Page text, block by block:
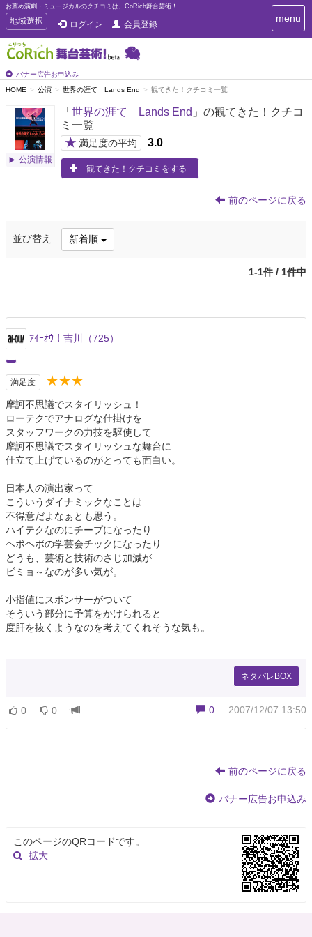
お薦め演劇・ミュージカルのクチコミは、CoRich舞台芸術！
T
o
g
g
e
n
t
地域選択 ログイン 会員登録
バナー広告お申込み
T
o
a
i
menu
HOME 公演 世界の涯て Lands End 観てきた！クチコミ一覧
公演情報
「 世界の涯て Lands End 」の観てきた！クチコ
ミ一覧
★ 満足度の平均 3.0
観てきた！クチコミをする
前のページに戻る
並び替え 新着順
1-1件 / 1件中
ｱｲｰｵｳ！吉川（725）
満足度 ★★★
摩訶不思議でスタイリッシュ！
ローテクでアナログな仕掛けを
スタッフワークの力技を駆使して
摩訶不思議でスタイリッシュな舞台に
仕立て上げているのがとっても面白い。
日本人の演出家って
こういうダイナミックなことは
不得意だよなぁとも思う。
ハイテクなのにチープになったり
ヘボヘボの学芸会チックになったり
どうも、芸術と技術のさじ加減が
ビミョ～なのが多い気が。
小指値にスポンサーがついて
そういう部分に予算をかけられると
度肝を抜くようなのを考えてくれそうな気も。
ネタバレBOX
0 2007/12/07 13:50
0 0
前のページに戻る
バナー広告お申込み
このページのQRコードです。
拡大